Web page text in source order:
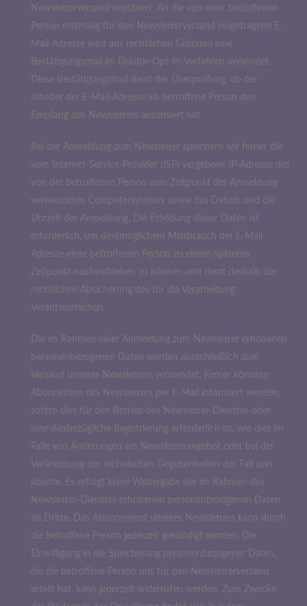
Newsletterversand registriert. An die von einer betroffenen
Person erstmalig für den Newsletterversand eingetragene E-
Mail-Adresse wird aus rechtlichen Gründen eine
Bestätigungsmail im Double-Opt-In-Verfahren versendet.
Diese Bestätigungsmail dient der Überprüfung, ob der
Inhaber der E-Mail-Adresse als betroffene Person den
Empfang des Newsletters autorisiert hat.
Bei der Anmeldung zum Newsletter speichern wir ferner die
vom Internet-Service-Provider (ISP) vergebene IP-Adresse des
von der betroffenen Person zum Zeitpunkt der Anmeldung
verwendeten Computersystems sowie das Datum und die
Uhrzeit der Anmeldung. Die Erhebung dieser Daten ist
erforderlich, um den(möglichen) Missbrauch der E-Mail-
Adresse einer betroffenen Person zu einem späteren
Zeitpunkt nachvollziehen zu können und dient deshalb der
rechtlichen Absicherung des für die Verarbeitung
Verantwortlichen.
Die im Rahmen einer Anmeldung zum Newsletter erhobenen
personenbezogenen Daten werden ausschließlich zum
Versand unseres Newsletters verwendet. Ferner könnten
Abonnenten des Newsletters per E-Mail informiert werden,
sofern dies für den Betrieb des Newsletter-Dienstes oder
eine diesbezügliche Registrierung erforderlich ist, wie dies im
Falle von Änderungen am Newsletterangebot oder bei der
Veränderung der technischen Gegebenheiten der Fall sein
könnte. Es erfolgt keine Weitergabe der im Rahmen des
Newsletter-Dienstes erhobenen personenbezogenen Daten
an Dritte. Das Abonnement unseres Newsletters kann durch
die betroffene Person jederzeit gekündigt werden. Die
Einwilligung in die Speicherung personenbezogener Daten,
die die betroffene Person uns für den Newsletterversand
erteilt hat, kann jederzeit widerrufen werden. Zum Zwecke